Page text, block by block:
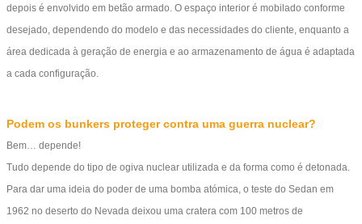
depois é envolvido em betão armado. O espaço interior é mobilado conforme
desejado, dependendo do modelo e das necessidades do cliente, enquanto a
área dedicada à geração de energia e ao armazenamento de água é adaptada
a cada configuração.
Podem os bunkers proteger contra uma guerra nuclear?
Bem… depende!
Tudo depende do tipo de ogiva nuclear utilizada e da forma como é detonada.
Para dar uma ideia do poder de uma bomba atómica, o teste do Sedan em
1962 no deserto do Nevada deixou uma cratera com 100 metros de